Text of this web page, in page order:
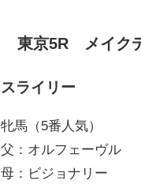
東京5R メイク
スライリー
牝馬（5番人気）
父：オルフェーヴル
母：ビジョナリー